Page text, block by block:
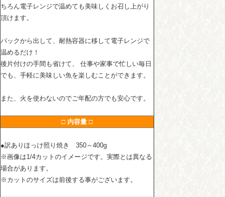
ちろん電子レンジで温めても美味しくお召し上がり
頂けます。
パックから出して、耐熱容器に移して電子レンジで
温めるだけ！
後片付けの手間も省けて、 仕事や家事で忙しい毎日
でも、手軽に美味しい魚を楽しむことができます。
また、火を使わないのでご年配の方でも安心です。
□ 内容量 □
●訳ありほっけ照り焼き 350～400g
※画像は1/4カットのイメージです。実際とは異なる
場合があります。
※カットのサイズは前後する事がございます。